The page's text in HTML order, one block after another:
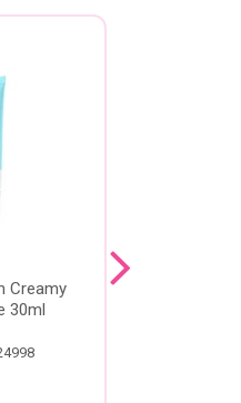
Creamy
30ml